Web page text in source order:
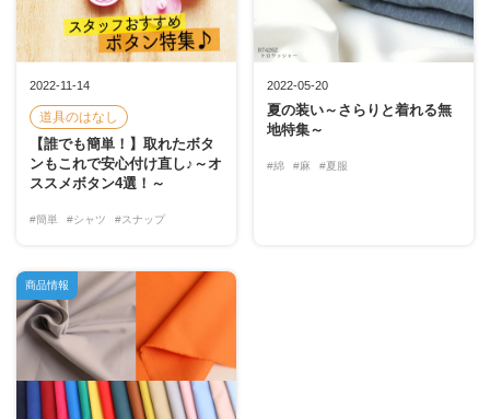
2022-11-14
道具のはなし
【誰でも簡単！】取れたボタ
ンもこれで安心付け直し♪～オ
ススメボタン4選！～
#簡単 #シャツ #スナップ
2022-05-20
夏の装い～さらりと着れる無
地特集～
#綿 #麻 #夏服
商品情報